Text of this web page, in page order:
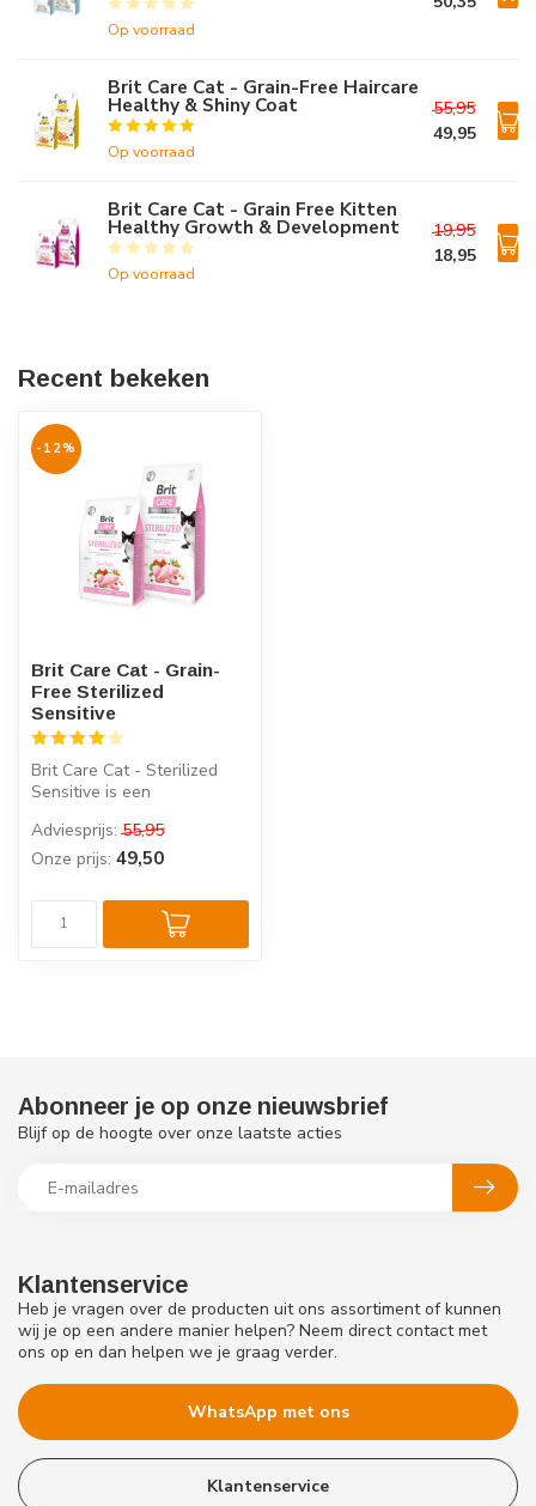
Op voorraad
Brit Care Cat - Grain-Free Haircare
Healthy & Shiny Coat
Op voorraad
55,95
49,95
Brit Care Cat - Grain Free Kitten
Healthy Growth & Development
Op voorraad
19,95
18,95
Recent bekeken
-12%
Brit Care Cat - Grain-
Free Sterilized
Sensitive
Brit Care Cat - Sterilized
Sensitive is een
voeding vo...
Adviesprijs: 55,95
Onze prijs: 49,50
Klantenservice
Heb je vragen over de producten uit ons assortiment of kunnen
wij je op een andere manier helpen? Neem direct contact met
ons op en dan helpen we je graag verder.
WhatsApp met ons
Klantenservice
Abonneer je op onze nieuwsbrief
Blijf op de hoogte over onze laatste acties